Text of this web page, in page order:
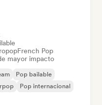
French Pop
mayor impacto
Pop bailable
Pop internacional